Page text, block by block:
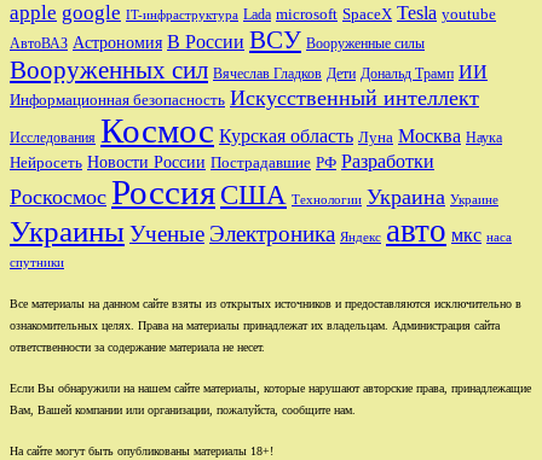
apple google IT-инфраструктура Lada microsoft SpaceX Tesla youtube
АвтоВАЗ Астрономия В России ВСУ Вооруженные силы
Вооруженных сил Вячеслав Гладков Дети Дональд Трамп ИИ
Информационная безопасность Искусственный интеллект
Исследования Космос Курская область Луна Москва Наука
Нейросеть Новости России Пострадавшие РФ Разработки
Роскосмос Россия США Технологии Украина Украине
УкраиныУченые Электроника Яндекс авто мкс наса
спутники
Все материалы на данном сайте взяты из открытых источников и предоставляются исключительно в
ознакомительных целях. Права на материалы принадлежат их владельцам. Администрация сайта
ответственности за содержание материала не несет.
Если Вы обнаружили на нашем сайте материалы, которые нарушают авторские права, принадлежащие
Вам, Вашей компании или организации, пожалуйста, сообщите нам.
На сайте могут быть опубликованы материалы 18+!